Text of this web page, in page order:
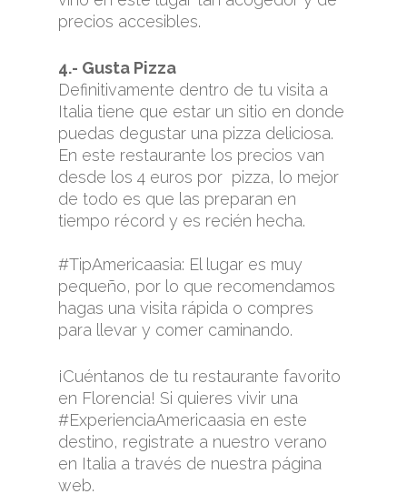
precios accesibles.
4.- Gusta Pizza
Definitivamente dentro de tu visita a
Italia tiene que estar un sitio en donde
puedas degustar una pizza deliciosa.
En este restaurante los precios van
desde los 4 euros por pizza, lo mejor
de todo es que las preparan en
tiempo récord y es recién hecha.
#TipAmericaasia: El lugar es muy
pequeño, por lo que recomendamos
hagas una visita rápida o compres
para llevar y comer caminando.
¡Cuéntanos de tu restaurante favorito
en Florencia! Si quieres vivir una
#ExperienciaAmericaasia en este
destino, registrate a nuestro verano
en Italia a través de nuestra página
web.